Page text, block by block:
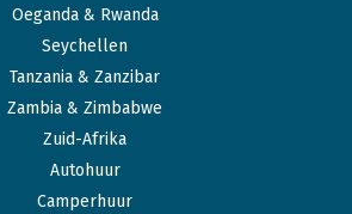
Oeganda & Rwanda
Seychellen
Tanzania & Zanzibar
Zambia & Zimbabwe
Zuid-Afrika
Autohuur
Camperhuur